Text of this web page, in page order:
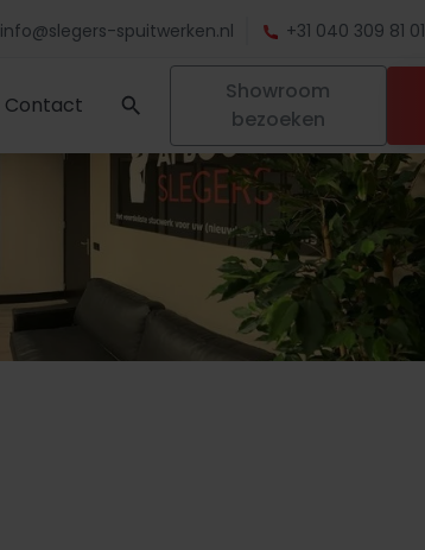
info@slegers-spuitwerken.nl +31 040 309 81 01
Contact
Showroom
bezoeken